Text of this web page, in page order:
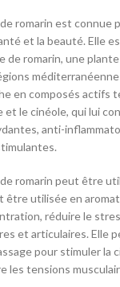
romarin est connue
et la beauté. Elle
de romarin, une
en composés actifs
et le cinéole, qui lui
anti-
romarin peut être
être utilisée en
réduire le
et articulaires. Elle
pour stimuler la
les tensions